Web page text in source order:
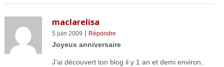
maclarelisa
5 juin 2009 | Répondre
Joyeux anniversaire
J’ai découvert ton blog il y 1 an et demi environ,